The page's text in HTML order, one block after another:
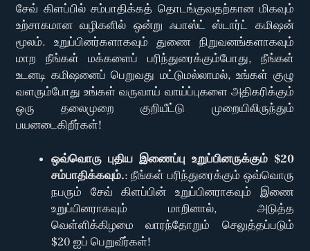
சேவ் கிளப்பில் சம்பாதிக்கத் தொடங்குவதற்கான மிகவும்
உற்சாகமான வழிகளில் ஒன்று ஃபாஸ்ட் ஸ்டார்ட் கமிஷன்
மூலம். உறுப்பினர்களாகவும் துணை நிறுவனங்களாகவும்
மாற நீங்கள் மக்களைப் பரிந்துரைக்கும்போது, நீங்கள்
உடனடி கமிஷனைப் பெறுவது மட்டுமல்லாமல், உங்கள் குழு
வளரும்போது உங்கள் வருவாய் வாய்ப்புகளை அதிகரிக்கும்
ஒரு தலைமுறை குறியீட்டு முறையிலிருந்தும்
பயனடைகிறீர்கள்!
ஒவ்வொரு புதிய இணைப்பு உறுப்பினருக்கும் $20
சம்பாதிக்கவும்.: நீங்கள் பரிந்துரைக்கும் ஒவ்வொரு
நபரும் சேவ் கிளப்பின் உறுப்பினராகவும் இணை
உறுப்பினராகவும் மாறினால், அடுத்த
வெள்ளிக்கிழமை வாரந்தோறும் செலுத்தப்படும்
$20 ஐப் பெறுவீர்கள்!